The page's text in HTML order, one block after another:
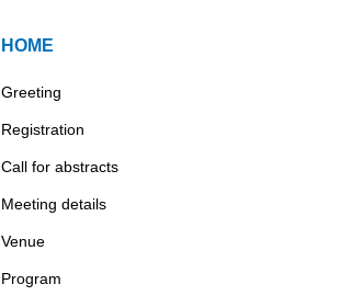
HOME
Greeting
Registration
Call for abstracts
Meeting details
Venue
Program